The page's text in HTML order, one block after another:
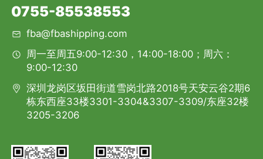
0755-85538553
fba@fbashipping.com
周一至周五9:00-12:30，14:00-18:00；周六：
9:00-12:30
深圳龙岗区坂田街道雪岗北路2018号天安云谷2期6
栋东西座33楼3301-3304&3307-3309/东座32楼
3205-3206